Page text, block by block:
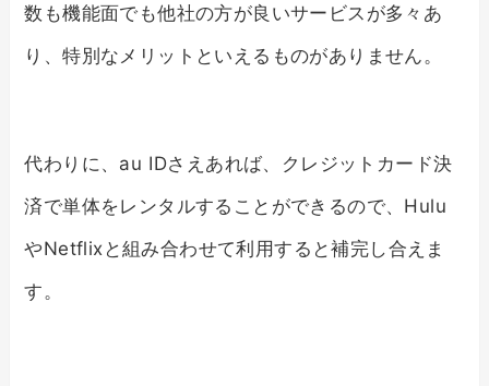
数も機能面でも他社の方が良いサービスが多々あ
り、特別なメリットといえるものがありません。
代わりに、au IDさえあれば、クレジットカード決
済で単体をレンタルすることができるので、Hulu
やNetflixと組み合わせて利用すると補完し合えま
す。